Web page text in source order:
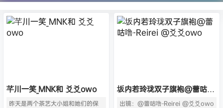
芊川一笑_MNK和 爻爻owo
昨天是两个茶艺大小姐和她们的保
坂内若玲珑双子旗袍@蕾咕
噜-Reirei @爻爻owo
出镜：@蕾咕噜-Reirei @爻爻owo